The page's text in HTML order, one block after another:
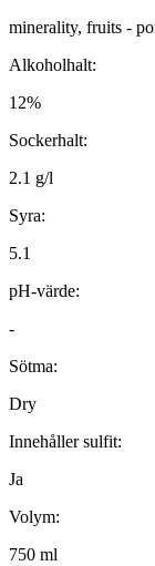
minerality, fruits -
Alkoholhalt:
12%
Sockerhalt:
2.1 g/l
Syra:
5.1
pH-värde:
-
Sötma:
Dry
Innehåller sulfit:
Ja
Volym:
750 ml